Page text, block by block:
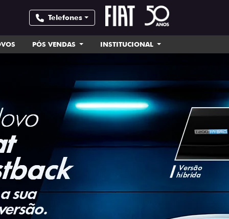
Telefones
PÓS VENDAS INSTITUCIONAL